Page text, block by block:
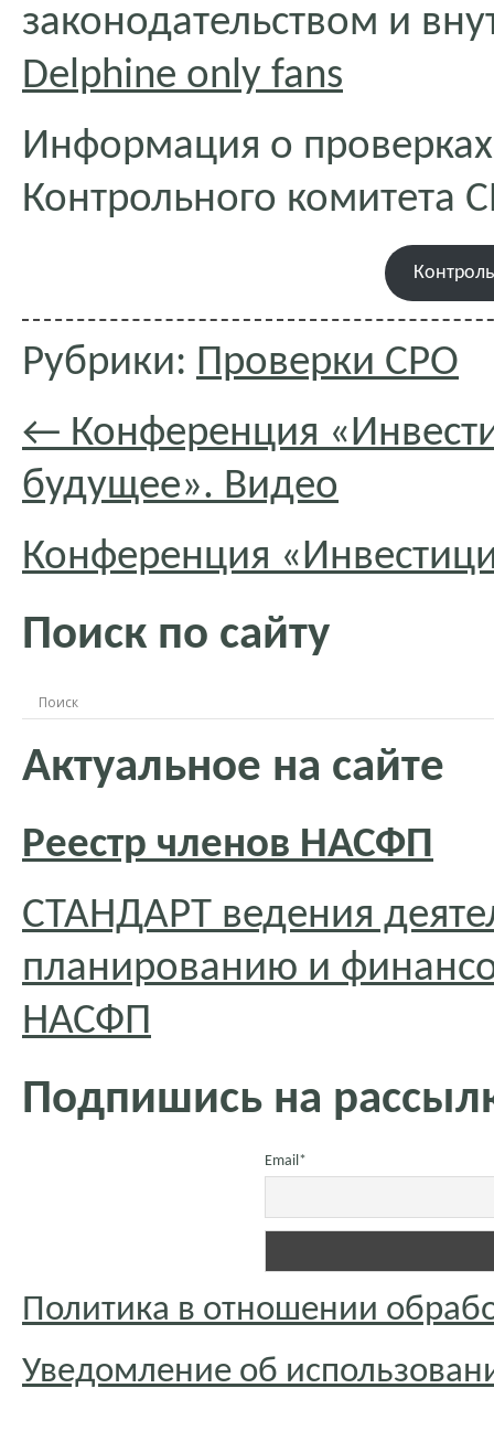
законодательством и
Delphine only fans
Информация о
Контрольного комитета
Рубрики: Проверки СРО
← Конференция
будущее». Видео
Конференция
Поиск по сайту
Актуальное на сайте
Реестр членов НАСФП
СТАНДАРТ ведения
планированию и
НАСФП
Подпишись на
Email*
Политика в отношении
Уведомление об